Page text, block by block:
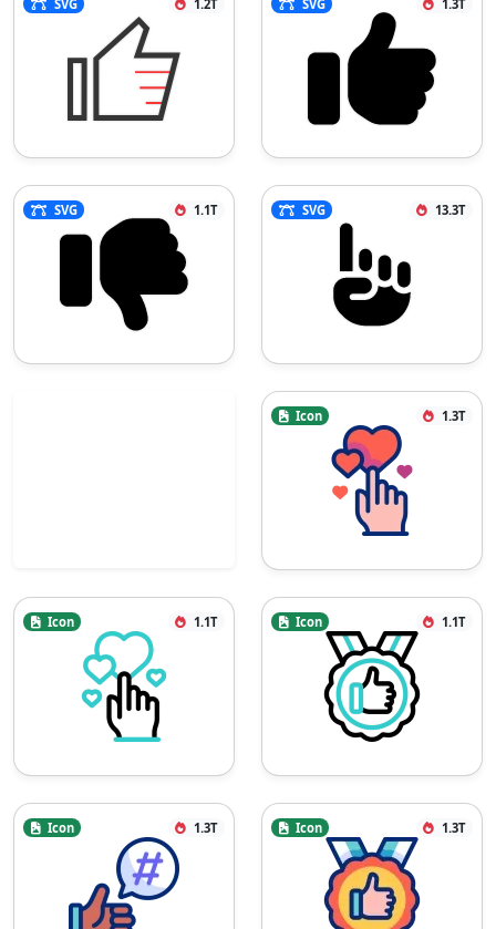
SVG 1.2T SVG 1.3T
SVG 1.1T SVG 13.3T
Icon 1.3T
Icon 1.1T Icon 1.1T
Icon 1.3T Icon 1.3T